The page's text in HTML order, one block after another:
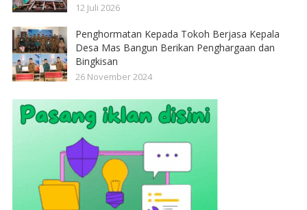
12 Juli 2026
Penghormatan Kepada Tokoh Berjasa Kepala
Desa Mas Bangun Berikan Penghargaan dan
Bingkisan
26 November 2024